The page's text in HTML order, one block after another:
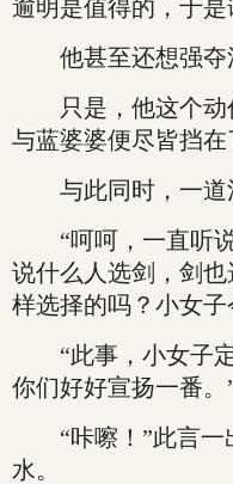
逾明是值得的，于是
他甚至还想强夺
只是，他这个动
与蓝婆婆便尽皆挡在
与此同时，一道
“呵呵，一直听说
说什么人选剑，剑
样选择的吗？小女
“此事，小女子定
你们好好宣扬一番。
“咔嚓！”此言一
水。